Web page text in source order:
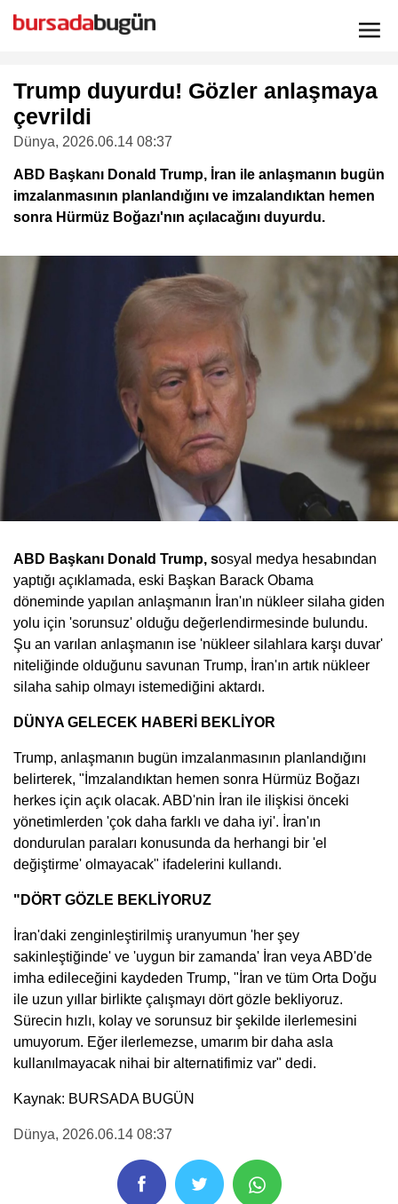
Trump duyurdu! Gözler anlaşmaya
çevrildi
Dünya, 2026.06.14 08:37
ABD Başkanı Donald Trump, İran ile anlaşmanın bugün
imzalanmasının planlandığını ve imzalandıktan hemen
sonra Hürmüz Boğazı'nın açılacağını duyurdu.
ABD Başkanı Donald Trump, sosyal medya hesabından
yaptığı açıklamada, eski Başkan Barack Obama
döneminde yapılan anlaşmanın İran'ın nükleer silaha giden
yolu için 'sorunsuz' olduğu değerlendirmesinde bulundu.
Şu an varılan anlaşmanın ise 'nükleer silahlara karşı duvar'
niteliğinde olduğunu savunan Trump, İran'ın artık nükleer
silaha sahip olmayı istemediğini aktardı.
DÜNYA GELECEK HABERİ BEKLİYOR
Trump, anlaşmanın bugün imzalanmasının planlandığını
belirterek, "İmzalandıktan hemen sonra Hürmüz Boğazı
herkes için açık olacak. ABD'nin İran ile ilişkisi önceki
yönetimlerden 'çok daha farklı ve daha iyi'. İran'ın
dondurulan paraları konusunda da herhangi bir 'el
değiştirme' olmayacak" ifadelerini kullandı.
"DÖRT GÖZLE BEKLİYORUZ
İran'daki zenginleştirilmiş uranyumun 'her şey
sakinleştiğinde' ve 'uygun bir zamanda' İran veya ABD'de
imha edileceğini kaydeden Trump, "İran ve tüm Orta Doğu
ile uzun yıllar birlikte çalışmayı dört gözle bekliyoruz.
Sürecin hızlı, kolay ve sorunsuz bir şekilde ilerlemesini
umuyorum. Eğer ilerlemezse, umarım bir daha asla
kullanılmayacak nihai bir alternatifimiz var" dedi.
Kaynak: BURSADA BUGÜN
Dünya, 2026.06.14 08:37